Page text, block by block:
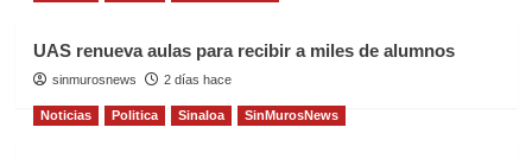
UAS renueva aulas para recibir a miles de alumnos
sinmurosnews 2 días hace
Noticias Politica Sinaloa SinMurosNews